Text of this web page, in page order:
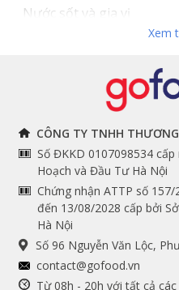
Nước sốt và gia vị
THÔNG TIN
Chính sách và quy định
chung
Hướng dẫn đặt hàng
Cam kết chất lượng
Xem
CÔNG TY TNHH
Số ĐKKD 0107098534
Hoạch và Đầu Tư Hà Nội
Chứng nhận ATTP số
đến 13/08/2028 cấp bởi
Hà Nội
Số 96 Nguyễn Văn Lộc,
contact@gofood.vn
Từ 08h - 20h với tất cả